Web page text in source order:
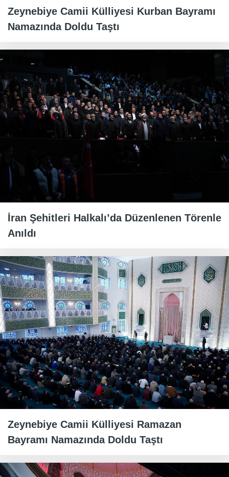
Zeynebiye Camii Külliyesi Kurban Bayramı
Namazında Doldu Taştı
İran Şehitleri Halkalı’da Düzenlenen Törenle
Anıldı
Zeynebiye Camii Külliyesi Ramazan
Bayramı Namazında Doldu Taştı